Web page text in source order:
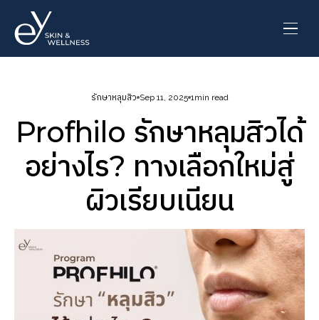
รักษาหลุมสิว Sep 11, 2025 1min read
Profhilo รักษาหลุมสิวได้
อย่างไร? ทางเลือกใหม่สู่
ผิวเรียบเนียน